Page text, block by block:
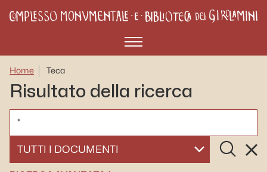
Menù
Home Teca
Risultato della ricerca
SELEZIONA UN DOCUMENTO
Cerca